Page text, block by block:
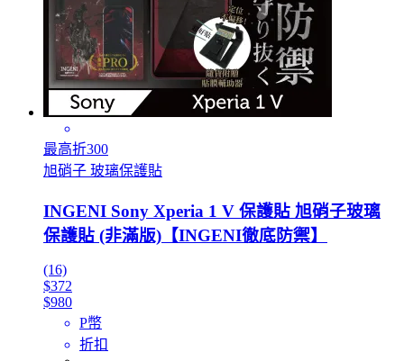
最高折300
旭硝子 玻璃保護貼
INGENI Sony Xperia 1 V 保護貼 旭硝子玻璃
保護貼 (非滿版)【INGENI徹底防禦】
(16)
$372
$980
P幣
折扣